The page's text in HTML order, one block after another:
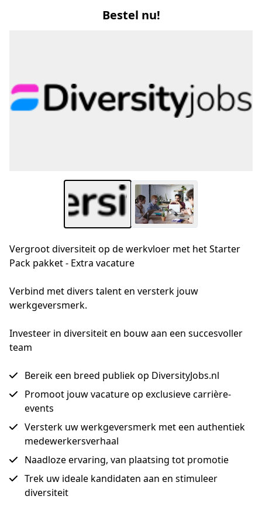
Bestel nu!
Vergroot diversiteit op de werkvloer met het Starter
Pack pakket - Extra vacature
Verbind met divers talent en versterk jouw
werkgeversmerk.
Investeer in diversiteit en bouw aan een succesvoller
team
Bereik een breed publiek op DiversityJobs.nl
Promoot jouw vacature op exclusieve carrière-
events
Versterk uw werkgeversmerk met een authentiek
medewerkersverhaal
Naadloze ervaring, van plaatsing tot promotie
Trek uw ideale kandidaten aan en stimuleer
diversiteit